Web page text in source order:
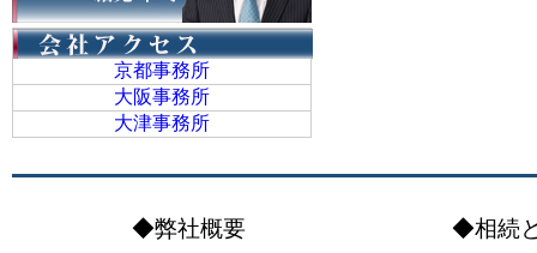
京都事務所
大阪事務所
大津事務所
◆弊社概要 ◆相続